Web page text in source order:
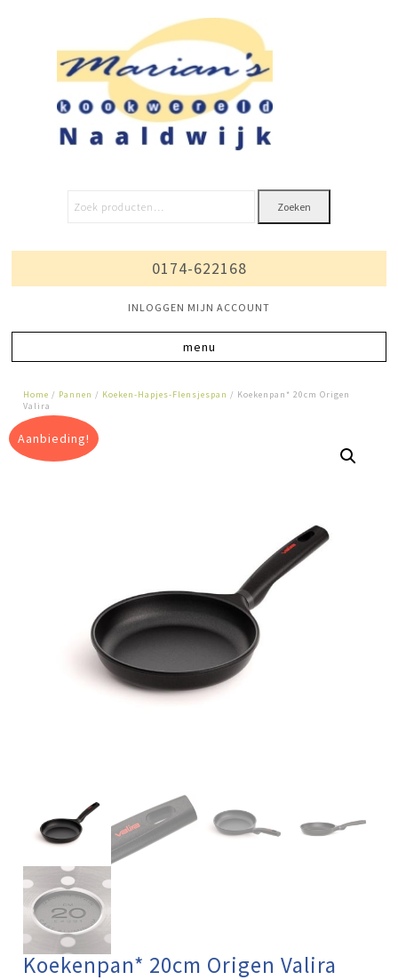
Zoeken
0174-622168
INLOGGEN MIJN ACCOUNT
Home / Pannen / Koeken-Hapjes-Flensjespan / Koekenpan* 20cm Origen
Valira
Aanbieding!
Koekenpan* 20cm Origen Valira